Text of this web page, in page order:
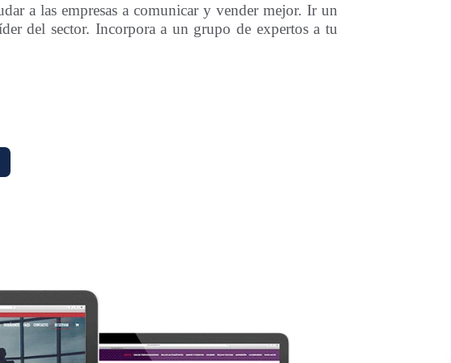
a las empresas a comunicar y vender mejor. Ir un
del sector. Incorpora a un grupo de expertos a tu